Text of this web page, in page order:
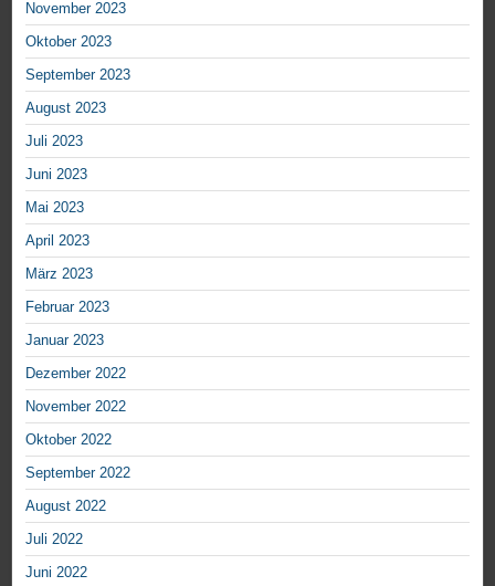
November 2023
Oktober 2023
September 2023
August 2023
Juli 2023
Juni 2023
Mai 2023
April 2023
März 2023
Februar 2023
Januar 2023
Dezember 2022
November 2022
Oktober 2022
September 2022
August 2022
Juli 2022
Juni 2022